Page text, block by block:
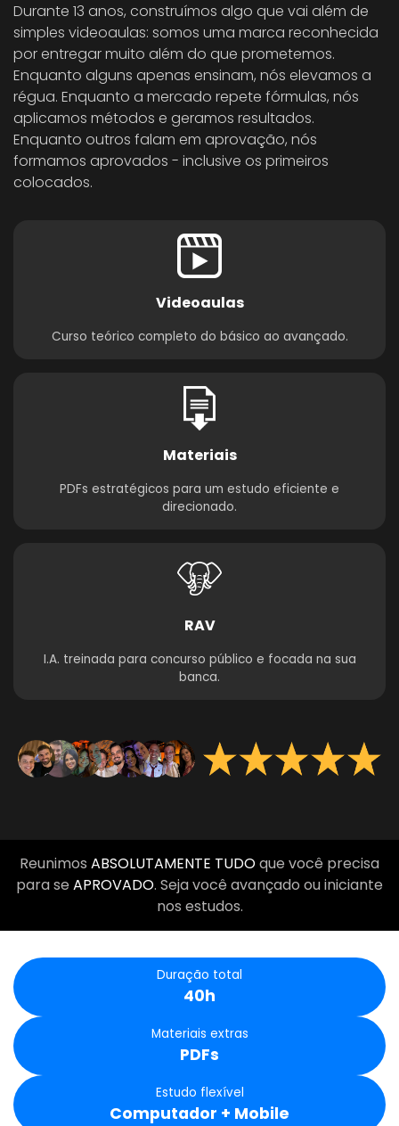
Durante 13 anos, construímos algo que vai além de
simples videoaulas: somos uma marca reconhecida
por entregar muito além do que prometemos.
Enquanto alguns apenas ensinam, nós elevamos a
régua. Enquanto a mercado repete fórmulas, nós
aplicamos métodos e geramos resultados.
Enquanto outros falam em aprovação, nós
formamos aprovados - inclusive os primeiros
colocados.
Videoaulas
Curso teórico completo do básico ao avançado.
Materiais
PDFs estratégicos para um estudo eficiente e
direcionado.
RAV
I.A. treinada para concurso público e focada na sua
banca.
Reunimos ABSOLUTAMENTE TUDOque você precisa
para se APROVADO. Seja você avançado ou iniciante
nos estudos.
Duração total
40h
Materiais extras
PDFs
Estudo flexível
Computador + Mobile